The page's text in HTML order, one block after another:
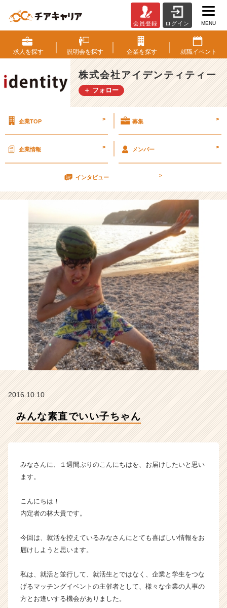
ん
な
素
直
で
い
ゃ
式
会
ア
ン
テ
テ
ィ
ー
の
タ
イ
ム
ラ
イ
ン】
|
ャ
ー・
長
業
が
届
就
活
イ
会員登録 ログイン MENU
求人を探す 説明会を探す 企業を探す 就職イベント
株式会社アイデンティティー
＋ フォロー
企業TOP > 募集 >
企業情報 > メンバー >
インタビュー >
2016.10.10
みんな素直でいい子ちゃん
みなさんに、１週間ぶりのこんにちはを、お届けしたいと思い
ます。
こんにちは！
内定者の林大貴です。
今回は、就活を控えているみなさんにとても喜ばしい情報をお
届けしようと思います。
私は、就活と並行して、就活生とではなく、企業と学生をつな
げるマッチングイベントの主催者として、様々な企業の人事の
方とお逢いする機会がありました。